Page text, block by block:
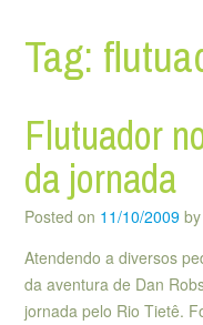
Tag:
Flutuador
da jornada
Posted on 11/10/2009 by
Atendendo a diversos
da aventura de Dan
jornada pelo Rio Tietê.